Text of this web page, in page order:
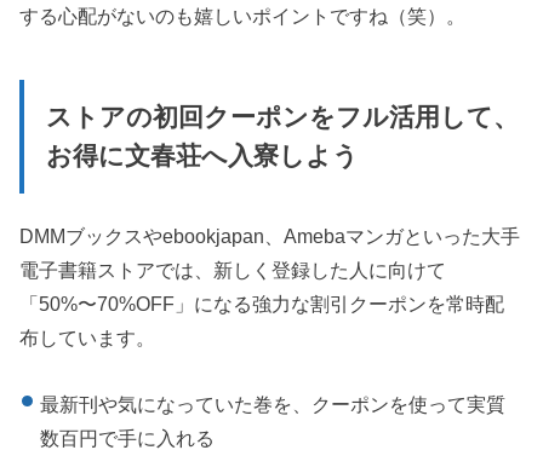
する心配がないのも嬉しいポイントですね（笑）。
ストアの初回クーポンをフル活用して、
お得に文春荘へ入寮しよう
DMMブックスやebookjapan、Amebaマンガといった大手
電子書籍ストアでは、新しく登録した人に向けて
「50%〜70%OFF」になる強力な割引クーポンを常時配
布しています。
最新刊や気になっていた巻を、クーポンを使って実質
数百円で手に入れる